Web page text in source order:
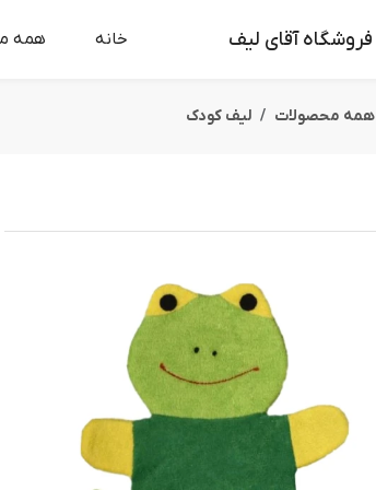
فروشگاه آقای لیف خانه همه
همه محصولات لیف کودک